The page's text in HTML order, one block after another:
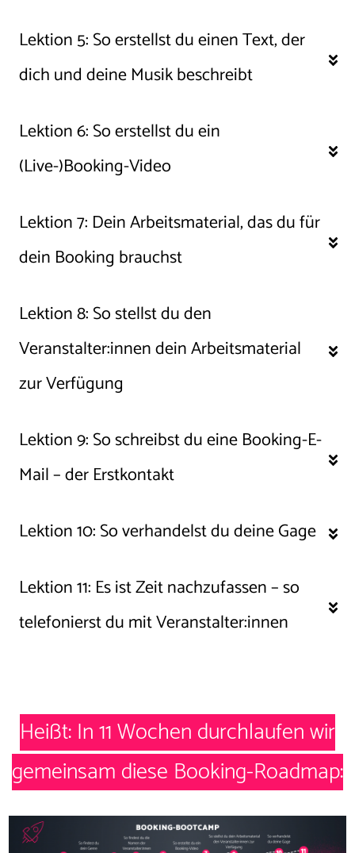
Lektion 5: So erstellst du einen Text, der
dich und deine Musik beschreibt
Lektion 6: So erstellst du ein
(Live-)Booking-Video
Lektion 7: Dein Arbeitsmaterial, das du für
dein Booking brauchst
Lektion 8: So stellst du den
Veranstalter:innen dein Arbeitsmaterial
zur Verfügung
Lektion 9: So schreibst du eine Booking-E-
Mail – der Erstkontakt
Lektion 10: So verhandelst du deine Gage
Lektion 11: Es ist Zeit nachzufassen – so
telefonierst du mit Veranstalter:innen
Heißt: In 11 Wochen durchlaufen wir
gemeinsam diese Booking-Roadmap: